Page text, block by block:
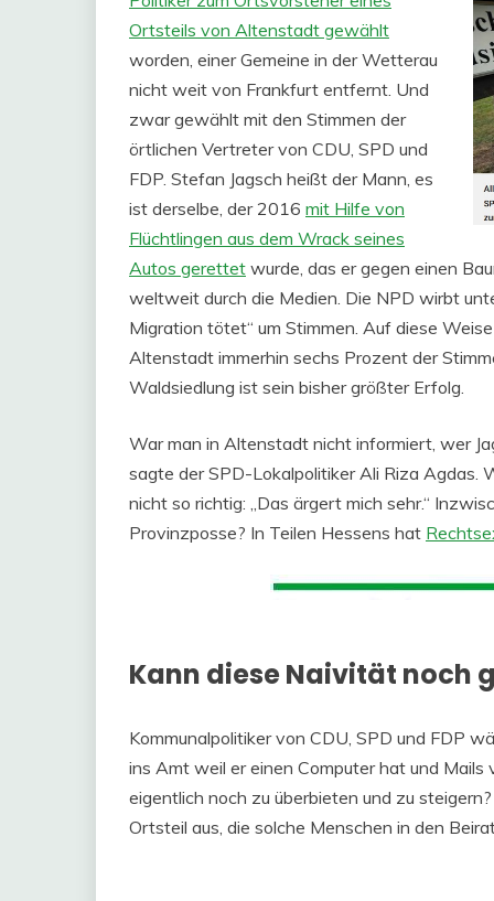
Ortsteils von Altenstadt gewählt
worden, einer Gemeine in der Wetterau
nicht weit von Frankfurt entfernt. Und
zwar gewählt mit den Stimmen der
örtlichen Vertreter von CDU, SPD und
FDP. Stefan Jagsch heißt der Mann, es
ist derselbe, der 2016 mit Hilfe von
Flüchtlingen aus dem Wrack seines
Autos gerettet wurde, das er gegen einen
weltweit durch die Medien. Die NPD wirbt
Migration tötet“ um Stimmen. Auf diese
Altenstadt immerhin sechs Prozent der
Waldsiedlung ist sein bisher größter Erfolg.
War man in Altenstadt nicht informiert, wer
sagte der SPD-Lokalpolitiker Ali Riza Agdas.
nicht so richtig: „Das ärgert mich sehr.“
Provinzposse? In Teilen Hessens hat
Kann diese Naivität noch
Kommunalpolitiker von CDU, SPD und FDP
ins Amt weil er einen Computer hat und
eigentlich noch zu überbieten und zu
Ortsteil aus, die solche Menschen in den